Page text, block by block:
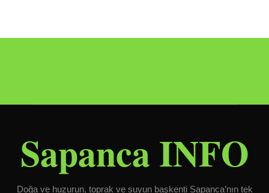
Sapanca INFO
Doğa ve huzurun, toprak ve suyun başkenti Sapanca’nın tek